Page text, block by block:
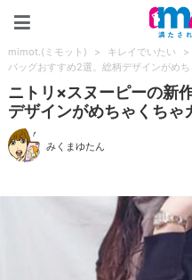
mimot.(ミモット) > キレイでいたい >
バッグおすすめ2選。総柄デザインがめち
ニトリ×スヌーピーの新
デザインがめちゃくちゃ
みくまゆたん